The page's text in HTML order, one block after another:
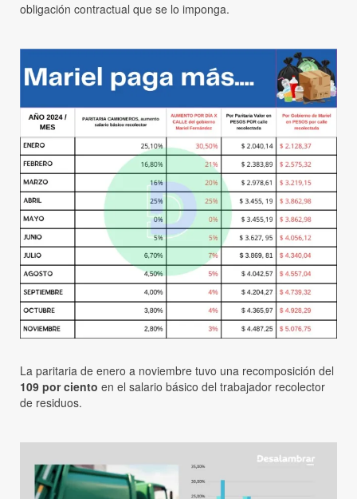
obligación contractual que se lo imponga.
La paritaria de enero a noviembre tuvo una recomposición del
109 por ciento en el salario básico del trabajador recolector
de residuos.